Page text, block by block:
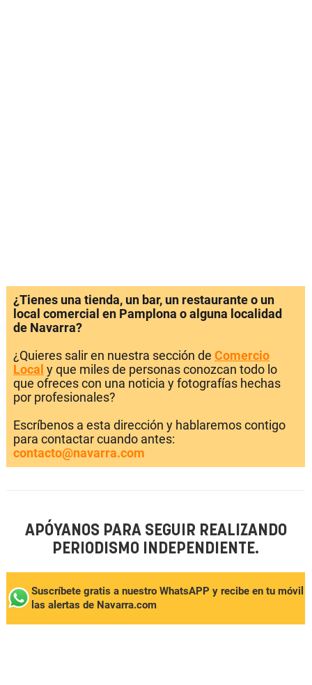
¿Tienes una tienda, un bar, un restaurante o un
local comercial en Pamplona o alguna localidad
de Navarra?
¿Quieres salir en nuestra sección de Comercio
Local y que miles de personas conozcan todo lo
que ofreces con una noticia y fotografías hechas
por profesionales?
Escríbenos a esta dirección y hablaremos contigo
para contactar cuando antes:
contacto@navarra.com
APÓYANOS PARA SEGUIR REALIZANDO
PERIODISMO INDEPENDIENTE.
Suscríbete gratis a nuestro WhatsAPP y recibe en tu móvil
las alertas de Navarra.com